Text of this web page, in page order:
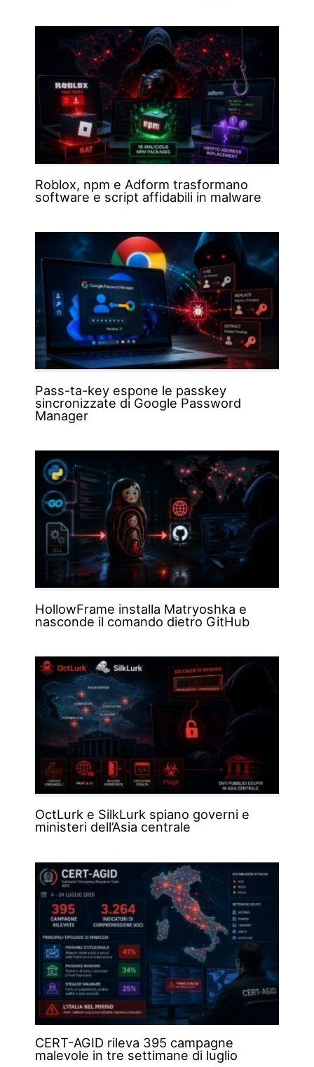
Roblox, npm e Adform trasformano
software e script affidabili in malware
Pass-ta-key espone le passkey
sincronizzate di Google Password
Manager
HollowFrame installa Matryoshka e
nasconde il comando dietro GitHub
OctLurk e SilkLurk spiano governi e
ministeri dell’Asia centrale
CERT-AGID rileva 395 campagne
malevole in tre settimane di luglio